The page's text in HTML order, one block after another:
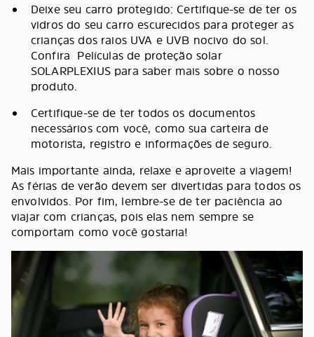
Deixe seu carro protegido: Certifique-se de ter os
vidros do seu carro escurecidos para proteger as
crianças dos raios UVA e UVB nocivo do sol.
Confira Películas de proteção solar
SOLARPLEXIUS para saber mais sobre o nosso
produto.
Certifique-se de ter todos os documentos
necessários com você, como sua carteira de
motorista, registro e informações de seguro.
Mais importante ainda, relaxe e aproveite a viagem!
As férias de verão devem ser divertidas para todos os
envolvidos. Por fim, lembre-se de ter paciência ao
viajar com crianças, pois elas nem sempre se
comportam como você gostaria!